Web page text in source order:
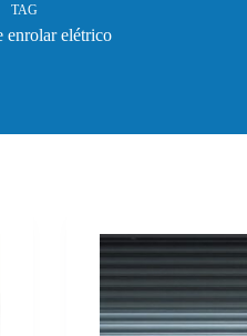
TAG
enrolar elétrico